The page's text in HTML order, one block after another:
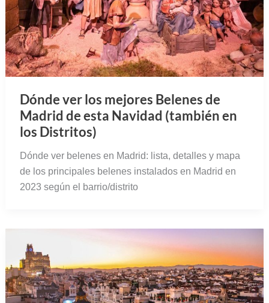
Dónde ver los mejores Belenes de
Madrid de esta Navidad (también en
los Distritos)
Dónde ver belenes en Madrid: lista, detalles y mapa
de los principales belenes instalados en Madrid en
2023 según el barrio/distrito